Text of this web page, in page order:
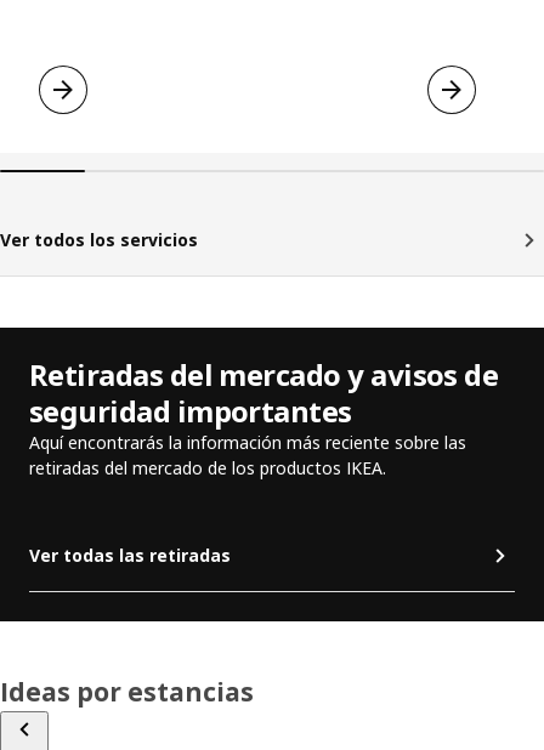
Ver todos los servicios
Retiradas del mercado y avisos de
seguridad importantes
Aquí encontrarás la información más reciente sobre las
retiradas del mercado de los productos IKEA.
Ver todas las retiradas
Ideas por estancias